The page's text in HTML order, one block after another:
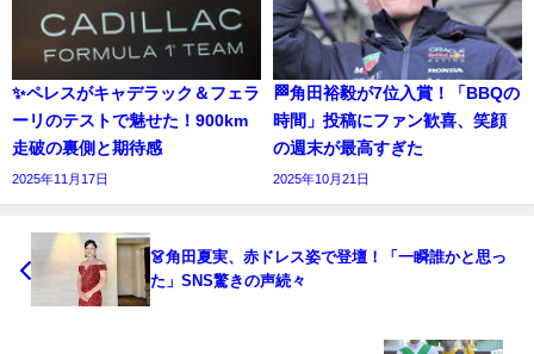
✨ペレスがキャデラック＆フェラ
ーリのテストで魅せた！900km
走破の裏側と期待感
2025年11月17日
🏁角田裕毅が7位入賞！「BBQの
時間」投稿にファン歓喜、笑顔
の週末が最高すぎた
2025年10月21日
👗角田夏実、赤ドレス姿で登壇！「一瞬誰かと思っ
た」SNS驚きの声続々